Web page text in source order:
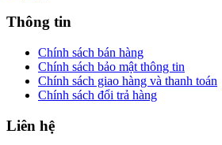
Thông tin
Chính sách bán hàng
Chính sách bảo mật thông tin
Chính sách giao hàng và thanh toán
Chính sách đổi trả hàng
Liên hệ